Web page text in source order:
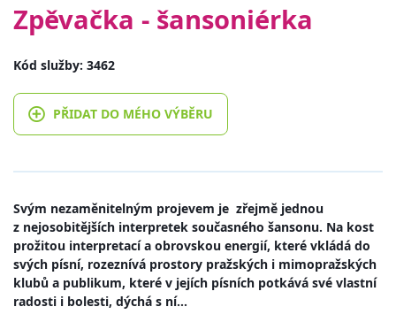
Zpěvačka - šansoniérka
Kód služby: 3462
PŘIDAT DO MÉHO VÝBĚRU
Svým nezaměnitelným projevem je zřejmě jednou
z nejosobitějších interpretek současného šansonu. Na kost
prožitou interpretací a obrovskou energií, které vkládá do
svých písní, rozeznívá prostory pražských i mimopražských
klubů a publikum, které v jejích písních potkává své vlastní
radosti i bolesti, dýchá s ní…